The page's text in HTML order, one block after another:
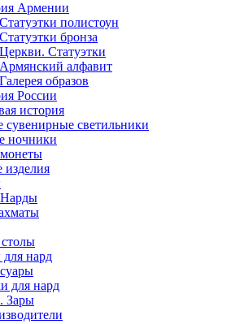
Армении
Статуэтки полистоун
Статуэтки бронза
Церкви. Статуэтки
Армянский алфавит
Галерея образов
России
история
сувенирные светильники
ночники
изделия
для нард
для нард
Зары